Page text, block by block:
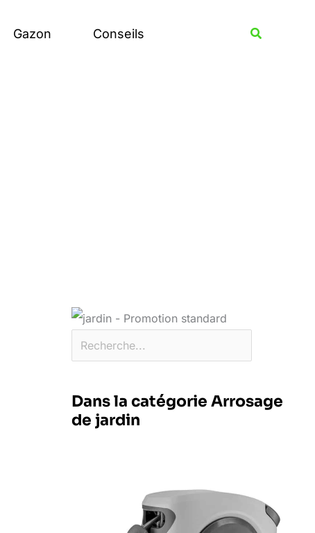
Gazon Conseils
Dans la catégorie Arrosage
de jardin